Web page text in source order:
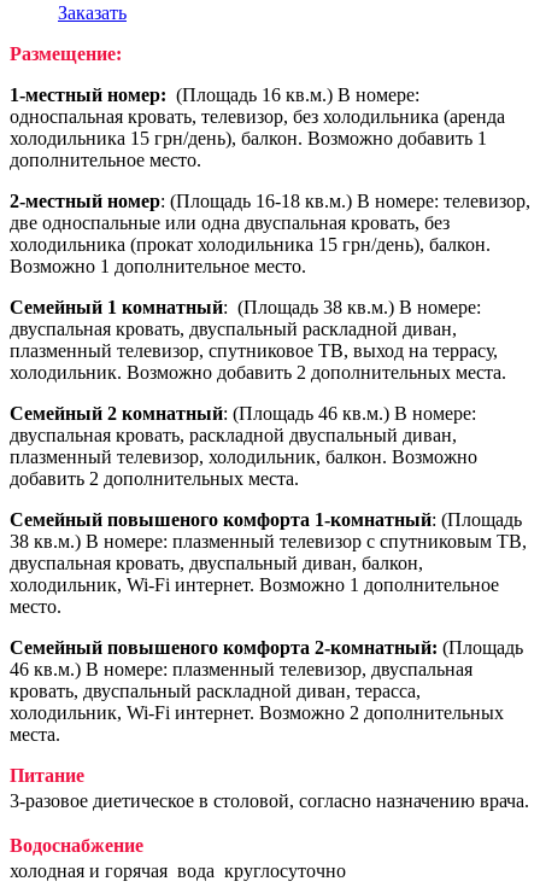
Заказать
Размещение:
1-местный номер: (Площадь 16 кв.м.) В номере:
односпальная кровать, телевизор, без холодильника (аренда
холодильника 15 грн/день), балкон. Возможно добавить 1
дополнительное место.
2-местный номер: (Площадь 16-18 кв.м.) В номере: телевизор,
две односпальные или одна двуспальная кровать, без
холодильника (прокат холодильника 15 грн/день), балкон.
Возможно 1 дополнительное место.
Семейный 1 комнатный: (Площадь 38 кв.м.) В номере:
двуспальная кровать, двуспальный раскладной диван,
плазменный телевизор, спутниковое ТВ, выход на террасу,
холодильник. Возможно добавить 2 дополнительных места.
Семейный 2 комнатный: (Площадь 46 кв.м.) В номере:
двуспальная кровать, раскладной двуспальный диван,
плазменный телевизор, холодильник, балкон. Возможно
добавить 2 дополнительных места.
Семейный повышеного комфорта 1-комнатный: (Площадь
38 кв.м.) В номере: плазменный телевизор с спутниковым ТВ,
двуспальная кровать, двуспальный диван, балкон,
холодильник, Wi-Fi интернет. Возможно 1 дополнительное
место.
Семейный повышеного комфорта 2-комнатный: (Площадь
46 кв.м.) В номере: плазменный телевизор, двуспальная
кровать, двуспальный раскладной диван, терасса,
холодильник, Wi-Fi интернет. Возможно 2 дополнительных
места.
Питание
3-разовое диетическое в столовой, согласно назначению врача.
Водоснабжение
холодная и горячая вода круглосуточно